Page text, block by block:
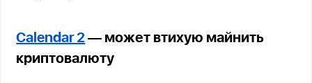
Calendar 2 — может втихую майнить
криптовалюту